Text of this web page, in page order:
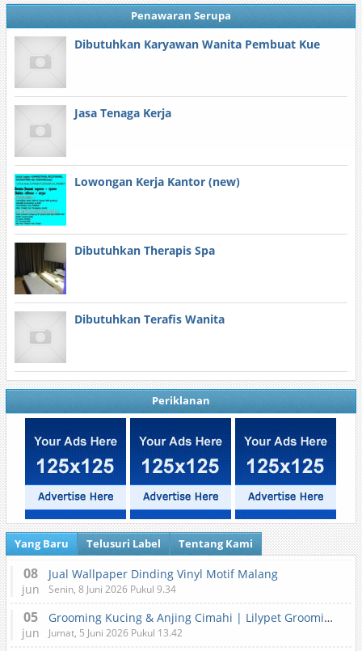
Penawaran Serupa
Dibutuhkan Karyawan Wanita Pembuat Kue
Jasa Tenaga Kerja
Lowongan Kerja Kantor (new)
Dibutuhkan Therapis Spa
Dibutuhkan Terafis Wanita
Periklanan
Yang Baru Telusuri Label Tentang Kami
08
jun
Jual Wallpaper Dinding Vinyl Motif Malang
Senin, 8 Juni 2026 Pukul 9.34
05
jun
Grooming Kucing & Anjing Cimahi | Lilypet Grooming & Pet Hotel
Jumat, 5 Juni 2026 Pukul 13.42